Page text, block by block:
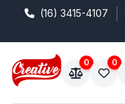
(16) 3415-4107
0 0